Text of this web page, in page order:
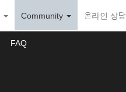
Community 온라인 상담
FAQ